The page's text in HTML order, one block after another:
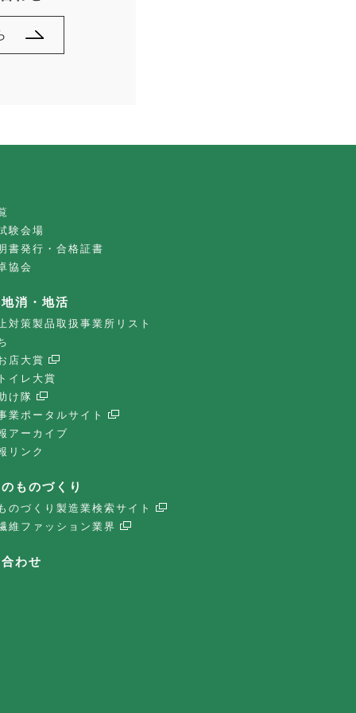
験会場
書発行・合格証書
協会
消・地活
対策製品取扱事業所リスト
店大賞
イレ大賞
け隊
業ポータルサイト
アーカイブ
リンク
ものづくり
のづくり製造業検索サイト
維ファッション業界
わせ